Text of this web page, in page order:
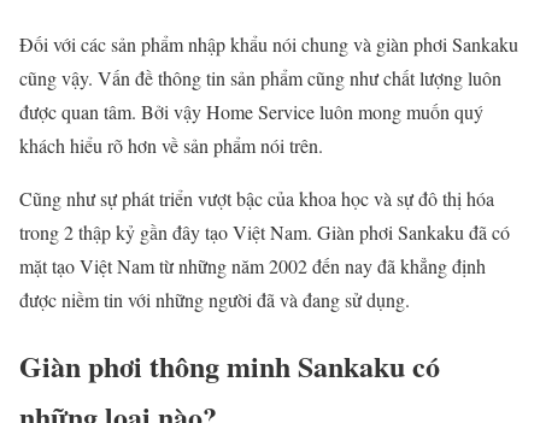
Đối với các sản phẩm nhập khẩu nói chung và giàn phơi Sankaku
cũng vậy. Vấn đề thông tin sản phẩm cũng như chất lượng luôn
được quan tâm. Bởi vậy Home Service luôn mong muốn quý
khách hiểu rõ hơn về sản phẩm nói trên.
Cũng như sự phát triển vượt bậc của khoa học và sự đô thị hóa
trong 2 thập kỷ gần đây tạo Việt Nam. Giàn phơi Sankaku đã có
mặt tạo Việt Nam từ những năm 2002 đến nay đã khẳng định
được niềm tin với những người đã và đang sử dụng.
Giàn phơi thông minh Sankaku có